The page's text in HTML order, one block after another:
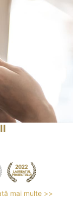
mai multe >>